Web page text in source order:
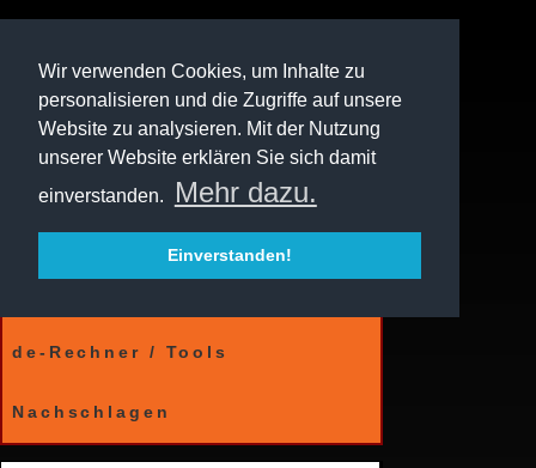
Wir verwenden Cookies, um Inhalte zu
personalisieren und die Zugriffe auf unsere
Website zu analysieren. Mit der Nutzung
unserer Website erklären Sie sich damit
einverstanden.
Mehr dazu.
Einverstanden!
de-Rechner / Tools
Nachschlagen